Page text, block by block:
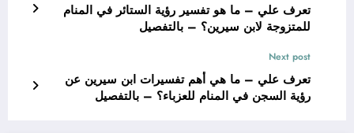
تعرف علي – ما هو تفسير رؤية الستائر في المنام
للمتزوجة لابن سيرين؟ – بالتفصيل
Next post
تعرف علي – ما هي أهم تفسيرات ابن سيرين عن
رؤية السجن في المنام للعزباء؟ – بالتفصيل